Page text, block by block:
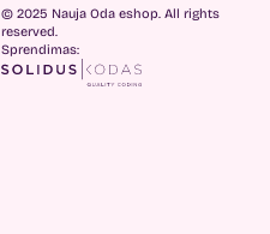
© 2025 Nauja Oda eshop. All rights
reserved.
Sprendimas: